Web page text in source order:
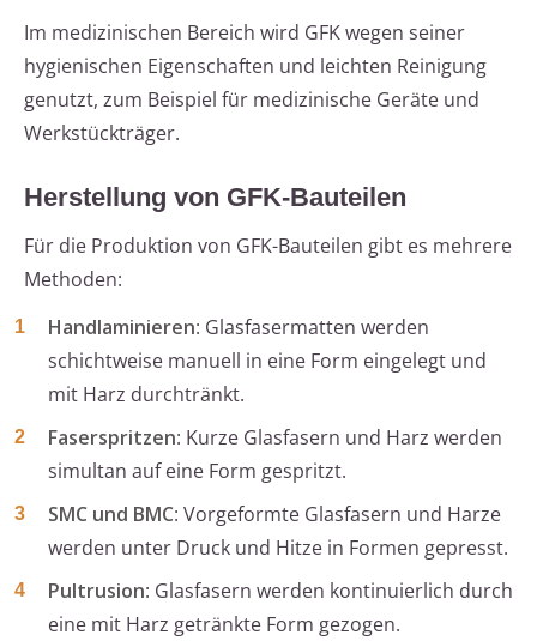
Im medizinischen Bereich wird GFK wegen seiner
hygienischen Eigenschaften und leichten Reinigung
genutzt, zum Beispiel für medizinische Geräte und
Werkstückträger.
Herstellung von GFK-Bauteilen
Für die Produktion von GFK-Bauteilen gibt es mehrere
Methoden:
Handlaminieren: Glasfasermatten werden
schichtweise manuell in eine Form eingelegt und
mit Harz durchtränkt.
Faserspritzen: Kurze Glasfasern und Harz werden
simultan auf eine Form gespritzt.
SMC und BMC: Vorgeformte Glasfasern und Harze
werden unter Druck und Hitze in Formen gepresst.
Pultrusion: Glasfasern werden kontinuierlich durch
eine mit Harz getränkte Form gezogen.